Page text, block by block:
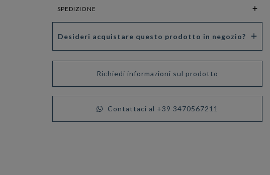
SPEDIZIONE
Desideri acquistare questo prodotto in negozio?
Richiedi informazioni sul prodotto
Contattaci al +39 3470567211